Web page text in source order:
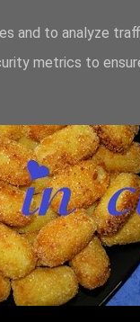
and to analyze
metrics to